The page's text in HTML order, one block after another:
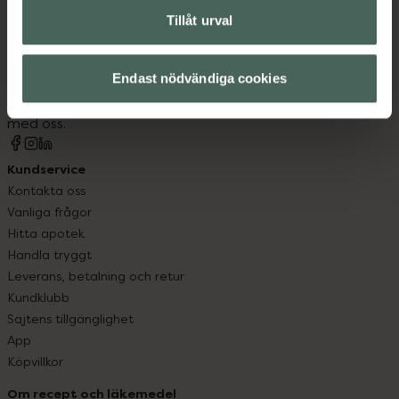
Tillåt urval
Endast nödvändiga cookies
syd till Lappland i norr, och online i mobilen och på
datorn. Oavsett vem du är så är det vårt uppdrag att
hjälpa just dig att må lite bättre. Välkommen att prata
med oss.
Kundservice
Kontakta oss
Vanliga frågor
Hitta apotek
Handla tryggt
Leverans, betalning och retur
Kundklubb
Sajtens tillgänglighet
App
Köpvillkor
Om recept och läkemedel